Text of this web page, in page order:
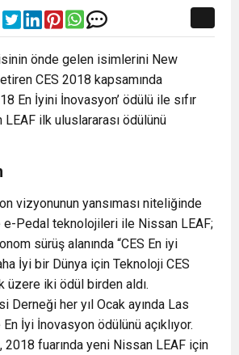
önde gelen isimlerini New
CES 2018 kapsamında
En İyini İnovasyon’ ödülü ile sıfır
ilk uluslararası ödülünü
vizyonunun yansıması niteliğinde
e-Pedal teknolojileri ile Nissan LEAF;
sürüş alanında “CES En iyi
İyi bir Dünya için Teknoloji CES
üzere iki ödül birden aldı.
Derneği her yıl Ocak ayında Las
En İyi İnovasyon ödülünü açıklıyor.
fuarında yeni Nissan LEAF için